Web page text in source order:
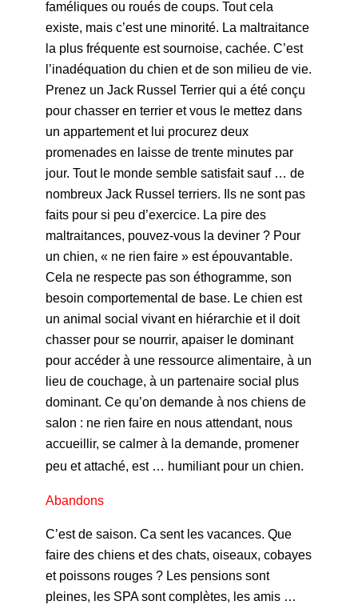
faméliques ou roués de coups. Tout cela
existe, mais c’est une minorité. La maltraitance
la plus fréquente est sournoise, cachée. C’est
l’inadéquation du chien et de son milieu de vie.
Prenez un Jack Russel Terrier qui a été conçu
pour chasser en terrier et vous le mettez dans
un appartement et lui procurez deux
promenades en laisse de trente minutes par
jour. Tout le monde semble satisfait sauf … de
nombreux Jack Russel terriers. Ils ne sont pas
faits pour si peu d’exercice. La pire des
maltraitances, pouvez-vous la deviner ? Pour
un chien, « ne rien faire » est épouvantable.
Cela ne respecte pas son éthogramme, son
besoin comportemental de base. Le chien est
un animal social vivant en hiérarchie et il doit
chasser pour se nourrir, apaiser le dominant
pour accéder à une ressource alimentaire, à un
lieu de couchage, à un partenaire social plus
dominant. Ce qu’on demande à nos chiens de
salon : ne rien faire en nous attendant, nous
accueillir, se calmer à la demande, promener
peu et attaché, est … humiliant pour un chien.
Abandons
C’est de saison. Ca sent les vacances. Que
faire des chiens et des chats, oiseaux, cobayes
et poissons rouges ? Les pensions sont
pleines, les SPA sont complètes, les amis …